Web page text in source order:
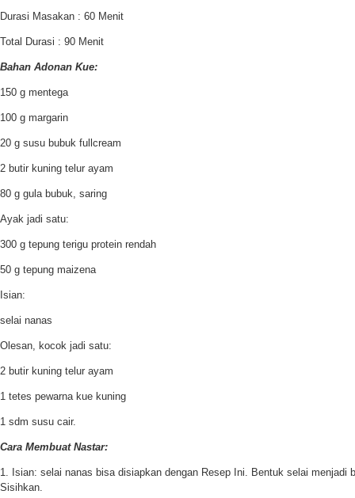
Durasi Masakan : 60 Menit
Total Durasi : 90 Menit
Bahan Adonan Kue:
150 g mentega
100 g margarin
20 g susu bubuk fullcream
2 butir kuning telur ayam
80 g gula bubuk, saring
Ayak jadi satu:
300 g tepung terigu protein rendah
50 g tepung maizena
Isian:
selai nanas
Olesan, kocok jadi satu:
2 butir kuning telur ayam
1 tetes pewarna kue kuning
1 sdm susu cair.
Cara Membuat Nastar:
1. Isian: selai nanas bisa disiapkan dengan Resep Ini. Bentuk selai menjadi
Sisihkan.